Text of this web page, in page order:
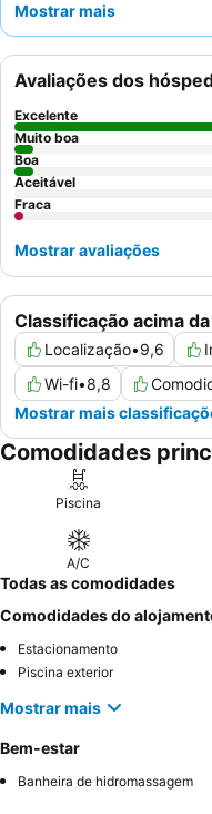
hospitalidade excecional
delicioso e variado
caseiros e um copo de
experiência, os hóspedes
varandapara apreciar
para o rio.
Mostrar mais
Classificação acima
Localização•9,6
Wi-fi•8,8
Mostrar mais
Avaliações dos
Excelente
Muito boa
Boa
Aceitável
Fraca
Mostrar avaliações
Comodidades
Piscina
A/C
Todas as comodidades
Comodidades do
Estacionamento
Piscina exterior
Mostrar mais
Bem-estar
Banheira de hidromassagem